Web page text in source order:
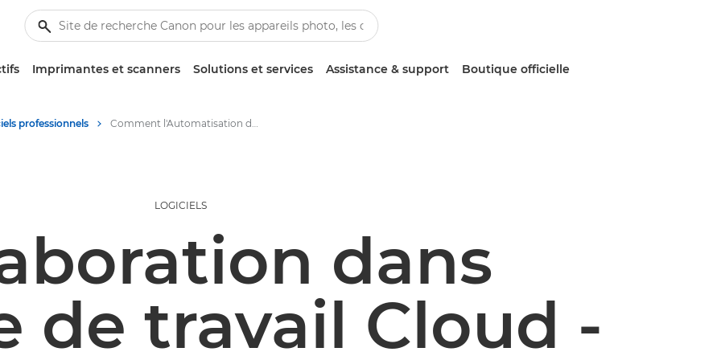
Imprimantes et scanners Solutions et services Assistance & support Boutique officielle
professionnels Comment l'Automatisation des processus dans le Cloud peut-elle aider votre entreprise ?
LOGICIELS
dans
de travail Cloud -